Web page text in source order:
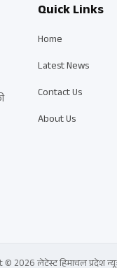
Quick Links
Home
Latest News
Contact Us
About Us
© 2026 लेटेस्ट हिमाचल प्रदेश